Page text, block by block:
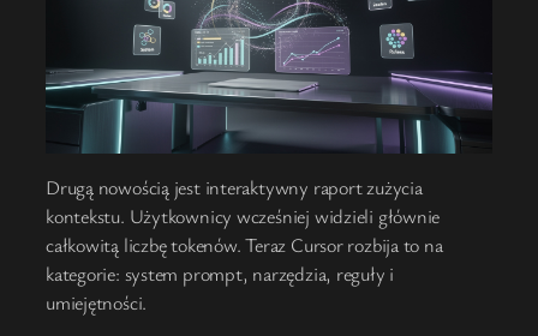
Drugą nowością jest interaktywny raport zużycia
kontekstu. Użytkownicy wcześniej widzieli głównie
całkowitą liczbę tokenów. Teraz Cursor rozbija to na
kategorie: system prompt, narzędzia, reguły i
umiejętności.